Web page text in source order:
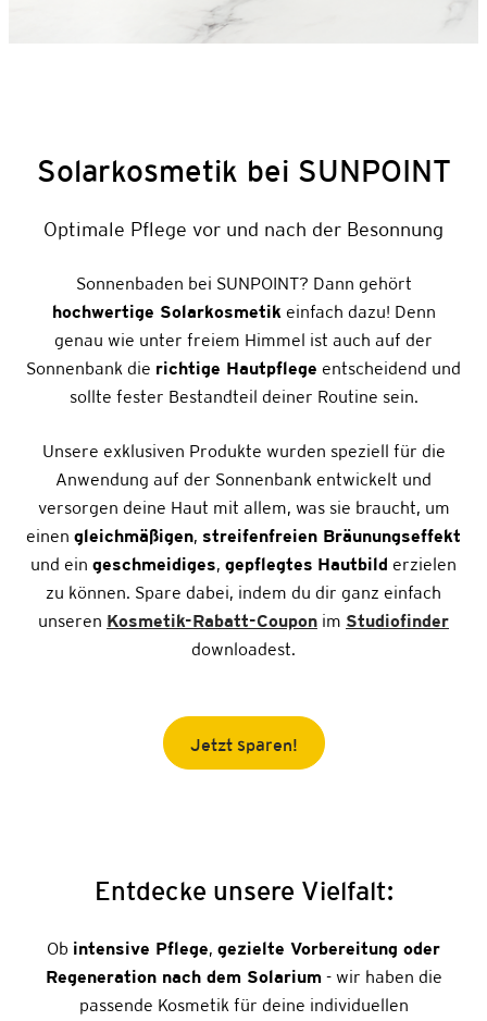
Solarkosmetik bei SUNPOINT
Optimale Pflege vor und nach der Besonnung
Sonnenbaden bei SUNPOINT? Dann gehört
hochwertige Solarkosmetikeinfach dazu! Denn
genau wie unter freiem Himmel ist auch auf der
Sonnenbank die richtige Hautpflege entscheidend und
sollte fester Bestandteil deiner Routine sein.
Unsere exklusiven Produkte wurden speziell für die
Anwendung auf der Sonnenbank entwickelt und
versorgen deine Haut mit allem, was sie braucht, um
einen gleichmäßigen, streifenfreien Bräunungseffekt
und ein geschmeidiges, gepflegtes Hautbild erzielen
zu können. Spare dabei, indem du dir ganz einfach
unseren Kosmetik-Rabatt-Coupon im Studiofinder
downloadest.
Jetzt sparen!
Entdecke unsere Vielfalt:
Ob intensive Pflege, gezielte Vorbereitung oder
Regeneration nach dem Solarium- wir haben die
passende Kosmetik für deine individuellen